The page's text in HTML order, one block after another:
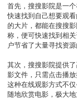
首先，搜搜影院是一
快速找到自己想要观
的大片，都能在搜搜
称，便可快速找到相
户节省了大量寻找资
其次，搜搜影院提供
影文件，只需点击播
这种在线观影方式不
随地欣赏电影，极大